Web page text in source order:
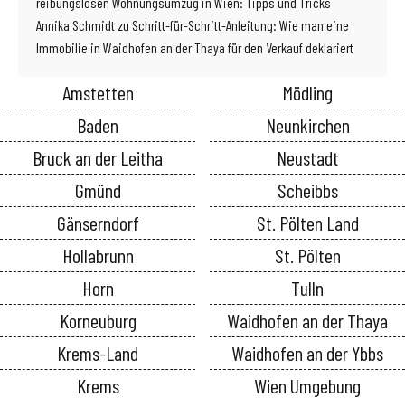
Annika Schmidt zu Schritt-für-Schritt-Anleitung: Wie man eine
Immobilie in Waidhofen an der Thaya für den Verkauf deklariert
Amstetten
Baden
Bruck an der Leitha
Gmünd
Gänserndorf
Hollabrunn
Horn
Korneuburg
Krems-Land
Krems
Mödling
Neunkirchen
Neustadt
Scheibbs
St. Pölten Land
St. Pölten
Tulln
Waidhofen an der Thaya
Waidhofen an der Ybbs
Wien Umgebung